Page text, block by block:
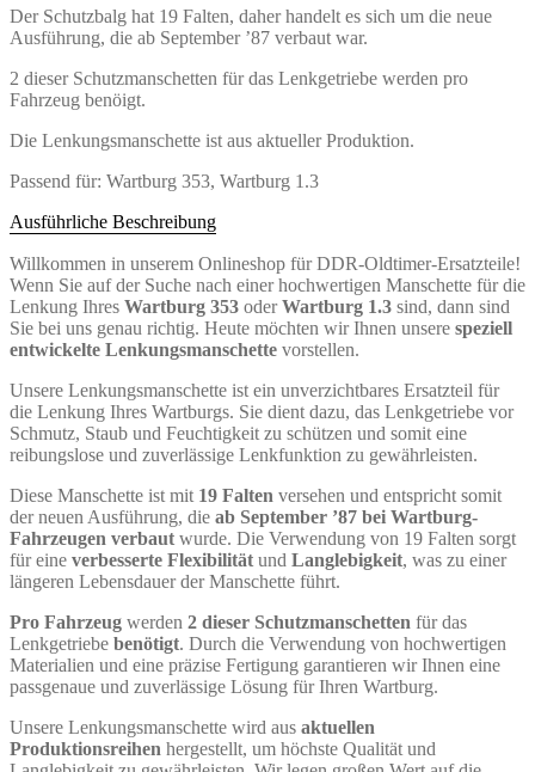
Der Schutzbalg hat 19 Falten, daher handelt es sich um die neue
Ausführung, die ab September ’87 verbaut war.
2 dieser Schutzmanschetten für das Lenkgetriebe werden pro
Fahrzeug benöigt.
Die Lenkungsmanschette ist aus aktueller Produktion.
Passend für: Wartburg 353, Wartburg 1.3
Ausführliche Beschreibung
Willkommen in unserem Onlineshop für DDR-Oldtimer-Ersatzteile!
Wenn Sie auf der Suche nach einer hochwertigen Manschette für die
Lenkung Ihres Wartburg 353 oderWartburg 1.3 sind, dann sind
Sie bei uns genau richtig. Heute möchten wir Ihnen unsere speziell
entwickelte Lenkungsmanschette vorstellen.
Unsere Lenkungsmanschette ist ein unverzichtbares Ersatzteil für
die Lenkung Ihres Wartburgs. Sie dient dazu, das Lenkgetriebe vor
Schmutz, Staub und Feuchtigkeit zu schützen und somit eine
reibungslose und zuverlässige Lenkfunktion zu gewährleisten.
Diese Manschette ist mit 19 Falten versehen und entspricht somit
der neuen Ausführung, die ab September ’87 bei Wartburg-
Fahrzeugen verbaut wurde. Die Verwendung von 19 Falten sorgt
für eine verbesserte Flexibilität und Langlebigkeit, was zu einer
längeren Lebensdauer der Manschette führt.
Pro Fahrzeug werden 2 dieser Schutzmanschetten für das
Lenkgetriebe benötigt. Durch die Verwendung von hochwertigen
Materialien und eine präzise Fertigung garantieren wir Ihnen eine
passgenaue und zuverlässige Lösung für Ihren Wartburg.
Unsere Lenkungsmanschette wird aus aktuellen
Produktionsreihen hergestellt, um höchste Qualität und